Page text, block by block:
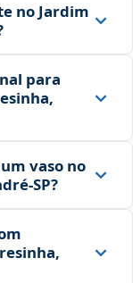
no Jardim
para
vaso no